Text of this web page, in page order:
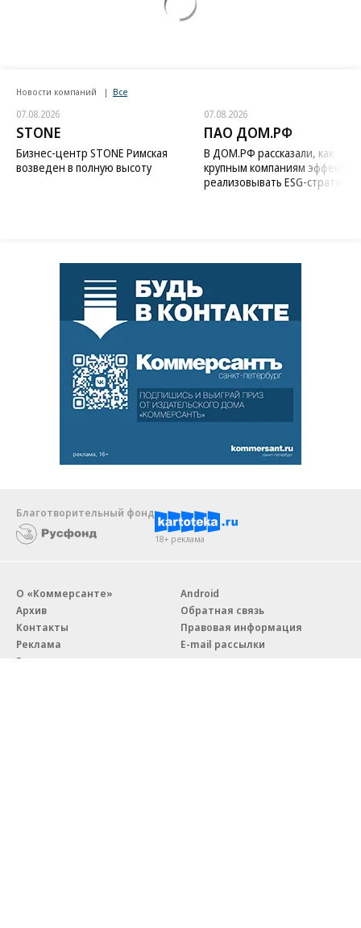
Новости компаний Все
07.08.2026
STONE
Бизнес-центр STONE Римская
возведен в полную высоту
07.08.2026
ПАО ДОМ.РФ
В ДОМ.РФ рассказали, как
крупным компаниям
реализовывать ESG-стратегию
Благотворительный фонд
18+ реклама
О «Коммерсанте»
Архив
Контакты
Реклама
Вакансии
Android
Обратная связь
Правовая информация
E-mail рассылки